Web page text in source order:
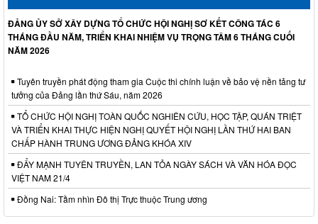
ĐẢNG ỦY SỞ XÂY DỰNG TỔ CHỨC HỘI NGHỊ SƠ KẾT CÔNG TÁC 6
THÁNG ĐẦU NĂM, TRIỂN KHAI NHIỆM VỤ TRỌNG TÂM 6 THÁNG CUỐI
NĂM 2026
Tuyên truyền phát động tham gia Cuộc thi chính luận về bảo vệ nền tảng tư
tưởng của Đảng lần thứ Sáu, năm 2026
TỔ CHỨC HỘI NGHỊ TOÀN QUỐC NGHIÊN CỨU, HỌC TẬP, QUÁN TRIỆT
VÀ TRIỂN KHAI THỰC HIỆN NGHỊ QUYẾT HỘI NGHỊ LẦN THỨ HAI BAN
CHẤP HÀNH TRUNG ƯƠNG ĐẢNG KHÓA XIV
ĐẨY MẠNH TUYÊN TRUYỀN, LAN TỎA NGÀY SÁCH VÀ VĂN HÓA ĐỌC
VIỆT NAM 21/4
Đồng Nai: Tầm nhìn Đô thị Trực thuộc Trung ương